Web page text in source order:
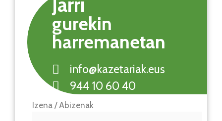
Izena / Abizenak
gurekin
harremanetan
info@kazetariak.eus
944 10 60 40